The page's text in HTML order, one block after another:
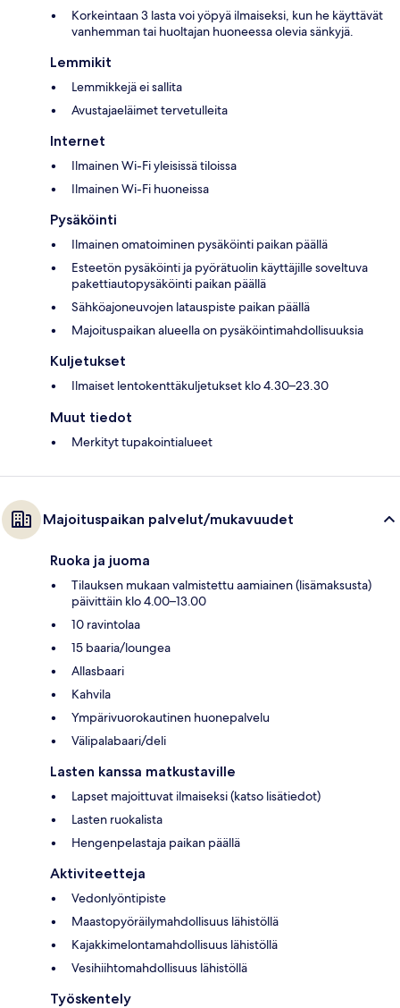
Korkeintaan 3 lasta voi yöpyä ilmaiseksi, kun he käyttävät
vanhemman tai huoltajan huoneessa olevia sänkyjä.
Lemmikit
Lemmikkejä ei sallita
Avustajaeläimet tervetulleita
Internet
Ilmainen Wi-Fi yleisissä tiloissa
Ilmainen Wi-Fi huoneissa
Pysäköinti
Ilmainen omatoiminen pysäköinti paikan päällä
Esteetön pysäköinti ja pyörätuolin käyttäjille soveltuva
pakettiautopysäköinti paikan päällä
Sähköajoneuvojen latauspiste paikan päällä
Majoituspaikan alueella on pysäköintimahdollisuuksia
Kuljetukset
Ilmaiset lentokenttäkuljetukset klo 4.30–23.30
Muut tiedot
Merkityt tupakointialueet
Majoituspaikan palvelut/mukavuudet
Ruoka ja juoma
Tilauksen mukaan valmistettu aamiainen (lisämaksusta)
päivittäin klo 4.00–13.00
10 ravintolaa
15 baaria/loungea
Allasbaari
Kahvila
Ympärivuorokautinen huonepalvelu
Välipalabaari/deli
Lasten kanssa matkustaville
Lapset majoittuvat ilmaiseksi (katso lisätiedot)
Lasten ruokalista
Hengenpelastaja paikan päällä
Aktiviteetteja
Vedonlyöntipiste
Maastopyöräilymahdollisuus lähistöllä
Kajakkimelontamahdollisuus lähistöllä
Vesihiihtomahdollisuus lähistöllä
Työskentely